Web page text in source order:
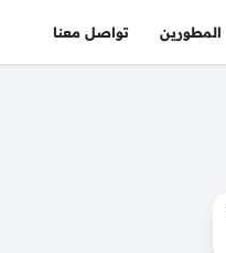
المطورين تواصل معنا